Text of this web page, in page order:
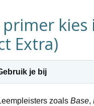
kies
Extra)
je bij
zoals Base,